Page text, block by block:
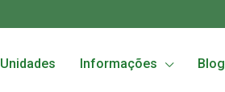
Unidades Informações Blog